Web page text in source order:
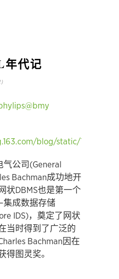
代记
blog/static/
公司(General
Bachman成功地开
状DBMS也是第一个
成数据存储
IDS)，奠定了网状
当时得到了广泛的
Bachman因在
得图灵奖。